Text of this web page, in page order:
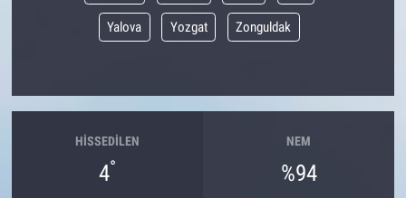
Yalova Yozgat Zonguldak
HISSEDILEN
4°
NEM
%94